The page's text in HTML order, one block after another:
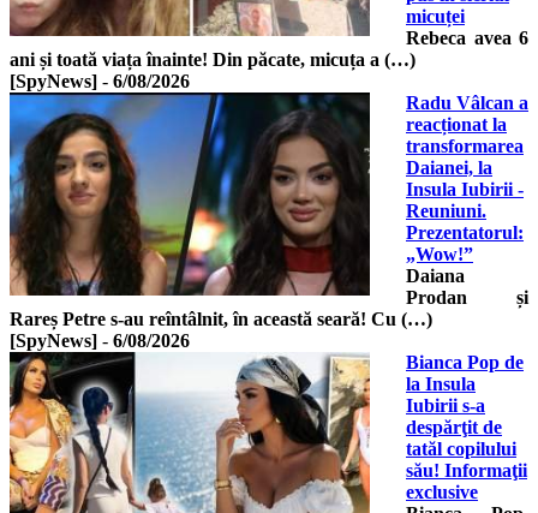
micuței
Rebeca avea 6
ani și toată viața înainte! Din păcate, micuța a (…)
[SpyNews] - 6/08/2026
Radu Vâlcan a
reacționat la
transformarea
Daianei, la
Insula Iubirii -
Reuniuni.
Prezentatorul:
„Wow!”
Daiana
Prodan și
Rareș Petre s-au reîntâlnit, în această seară! Cu (…)
[SpyNews] - 6/08/2026
Bianca Pop de
la Insula
Iubirii s-a
despărţit de
tatăl copilului
său! Informaţii
exclusive